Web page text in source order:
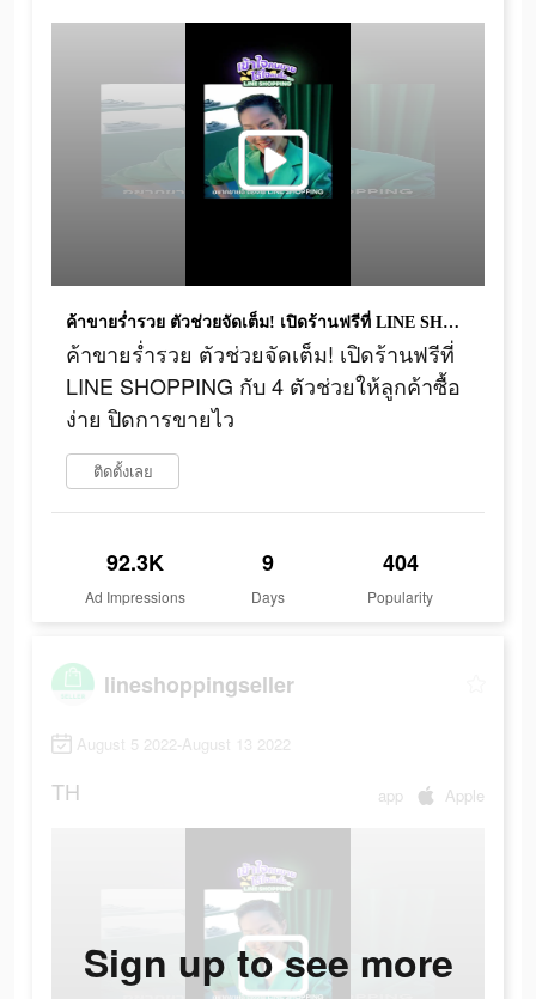
ค้าขายร่ำรวย ตัวช่วยจัดเต็ม! เปิดร้านฟรีที่ LINE SHOPPING กับ 4 ตัวช่วยให้ลูกค้าซื้อง่าย ปิดการขายไว
ค้าขายร่ำรวย ตัวช่วยจัดเต็ม! เปิดร้านฟรีที่
LINE SHOPPING กับ 4 ตัวช่วยให้ลูกค้าซื้อ
ง่าย ปิดการขายไว
ติดตั้งเลย
92.3K
Ad Impressions
9
Days
404
Popularity
lineshoppingseller
August 5 2022-August 13 2022
TH app Apple
Sign up to see more